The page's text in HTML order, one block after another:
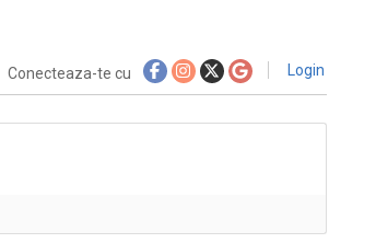
Conecteaza-te cu Login